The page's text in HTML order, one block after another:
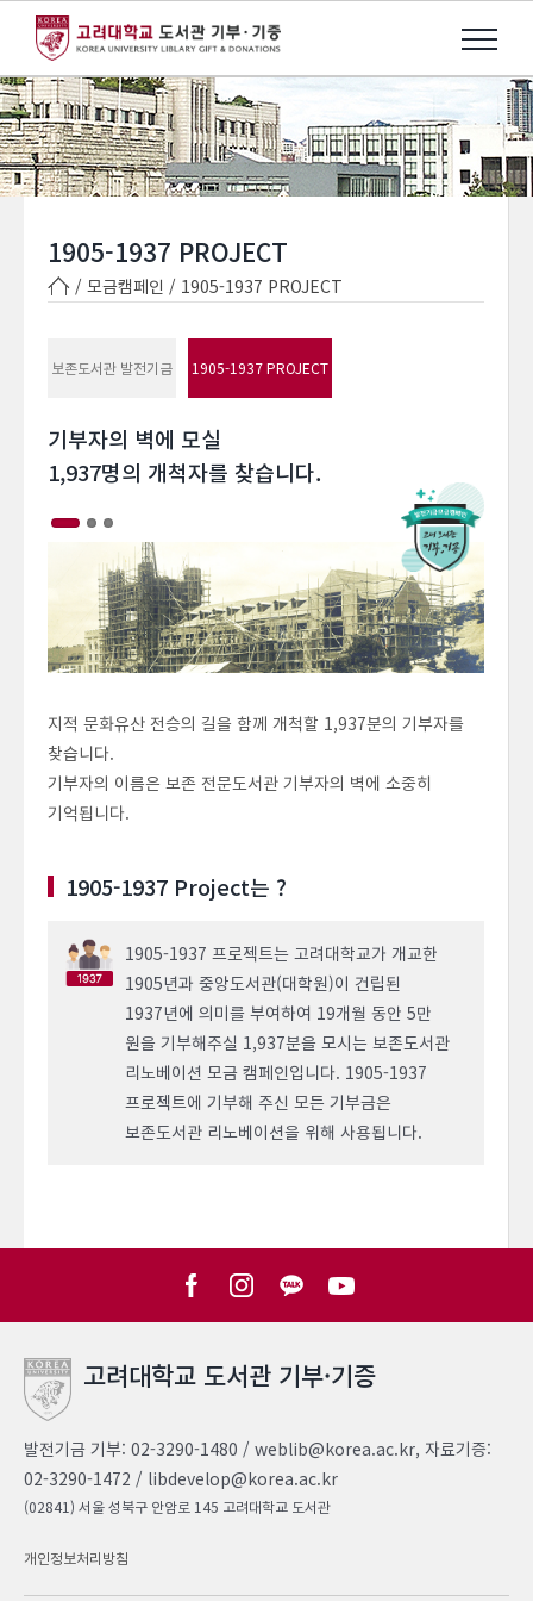
content
1905-1937 PROJECT
/ 모금캠페인 / 1905-1937 PROJECT
보존도서관 발전기금 1905-1937 PROJECT
기부자의 벽에 모실
1,937명의 개척자를 찾습니다.
지적 문화유산 전승의 길을 함께 개척할 1,937분의 기부자를
찾습니다.
기부자의 이름은 보존 전문도서관 기부자의 벽에 소중히
기억됩니다.
1905-1937 Project는 ?
1905-1937 프로젝트는 고려대학교가 개교한
1905년과 중앙도서관(대학원)이 건립된
1937년에 의미를 부여하여 19개월 동안 5만
원을 기부해주실 1,937분을 모시는 보존도서관
리노베이션 모금 캠페인입니다. 1905-1937
프로젝트에 기부해 주신 모든 기부금은
보존도서관 리노베이션을 위해 사용됩니다.
고려대학교 도서관 기부·기증
발전기금 기부: 02-3290-1480 / weblib@korea.ac.kr, 자료기증:
02-3290-1472 / libdevelop@korea.ac.kr
(02841) 서울 성북구 안암로 145 고려대학교 도서관
개인정보처리방침